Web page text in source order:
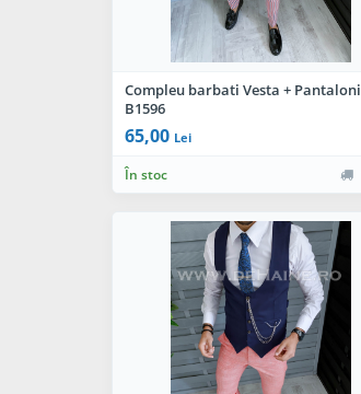
Compleu barbati Vesta + Pantaloni
B1596
65,00 Lei
În stoc